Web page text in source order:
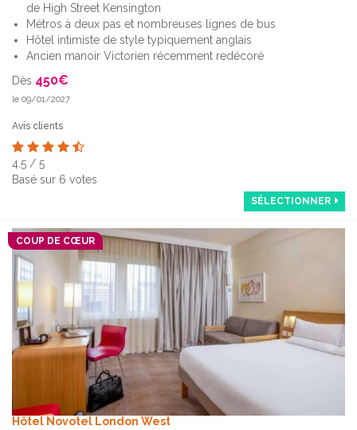
de High Street Kensington
Métros à deux pas et nombreuses lignes de bus
Hôtel intimiste de style typiquement anglais
Ancien manoir Victorien récemment redécoré
Dès 450€
le 09/01/2027
Avis clients
4.5 / 5
Basé sur 6 votes
SÉLECTIONNER
COUP DE CŒUR
Hôtel Novotel London West